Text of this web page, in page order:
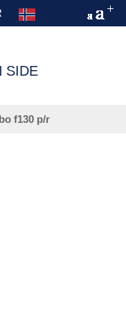
SIDE
f130 p/r